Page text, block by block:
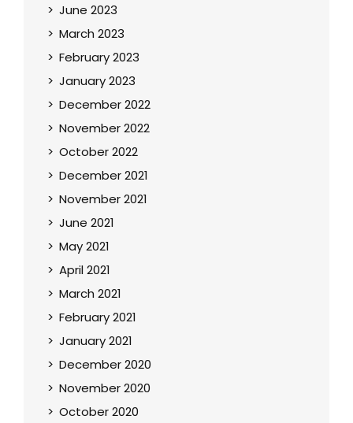
June 2023
March 2023
February 2023
January 2023
December 2022
November 2022
October 2022
December 2021
November 2021
June 2021
May 2021
April 2021
March 2021
February 2021
January 2021
December 2020
November 2020
October 2020